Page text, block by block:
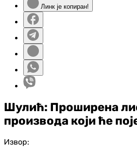
Линк је копиран!
Шулић: Проширена
производа који ће
Извор: